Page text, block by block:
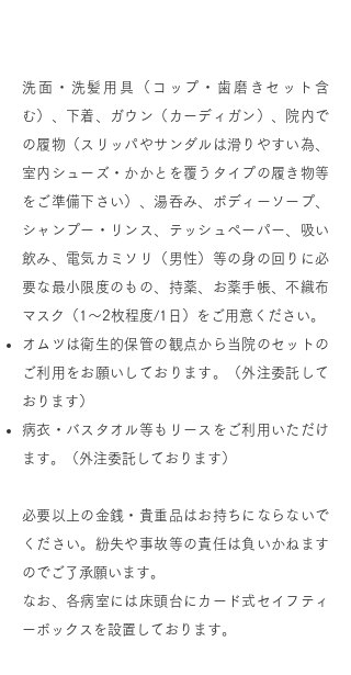
洗面・洗髪用具（コップ・歯磨きセット含
む）、下着、ガウン（カーディガン）、院内で
の履物（スリッパやサンダルは滑りやすい為、
室内シューズ・かかとを覆うタイプの履き物等
をご準備下さい）、湯呑み、ボディーソープ、
シャンプー・リンス、テッシュペーパー、吸い
飲み、電気カミソリ（男性）等の身の回りに必
要な最小限度のもの、持薬、お薬手帳、不織布
マスク（1～2枚程度/1日）をご用意ください。​
オムツは衛生的保管の観点から当院のセットの
ご利用をお願いしております。（外注委託して
おります）
病衣・バスタオル等もリースをご利用いただけ
ます。（外注委託しております）
必要以上の金銭・貴重品はお持ちにならないで
ください。紛失や事故等の責任は負いかねます
のでご了承願います。
なお、各病室には床頭台にカード式セイフティ
ーボックスを設置しております。